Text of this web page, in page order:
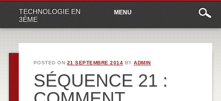
TECHNOLOGIE EN
3ÈME
Main
menu
content
MENU
POSTED ON 21 SEPTEMBRE 2014 BYADMIN
SÉQUENCE 21 :